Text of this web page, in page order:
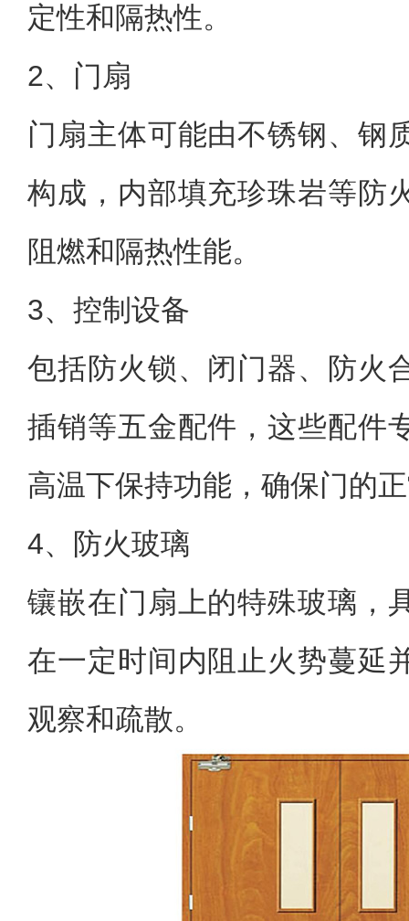
定性和隔热性。
2、门扇
门扇主体可能由不锈钢、钢
构成，内部填充珍珠岩等防
阻燃和隔热性能。
3、控制设备
包括防火锁、闭门器、防火
插销等五金配件，这些配件
高温下保持功能，确保门的
4、防火玻璃
镶嵌在门扇上的特殊玻璃，
在一定时间内阻止火势蔓延
观察和疏散。